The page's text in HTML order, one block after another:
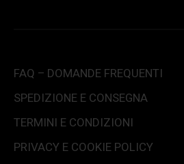
FAQ – DOMANDE FREQUENTI
SPEDIZIONE E CONSEGNA
TERMINI E CONDIZIONI
PRIVACY E COOKIE POLICY